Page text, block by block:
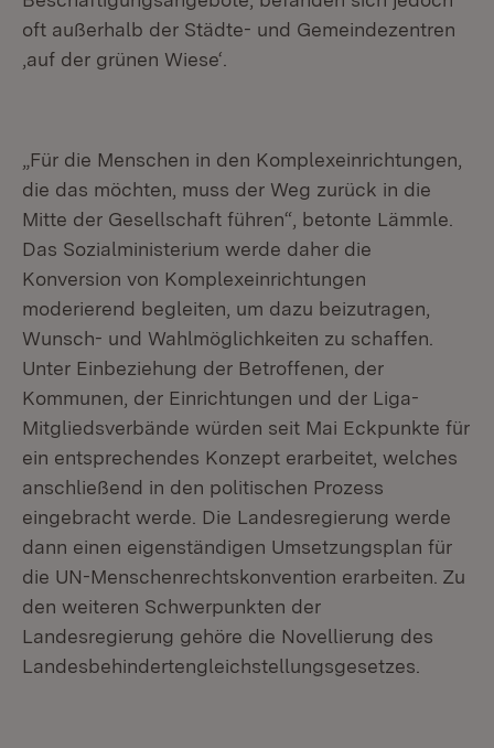
oft außerhalb der Städte- und Gemeindezentren
‚auf der grünen Wiese‘.
„Für die Menschen in den Komplexeinrichtungen,
die das möchten, muss der Weg zurück in die
Mitte der Gesellschaft führen“, betonte Lämmle.
Das Sozialministerium werde daher die
Konversion von Komplexeinrichtungen
moderierend begleiten, um dazu beizutragen,
Wunsch- und Wahlmöglichkeiten zu schaffen.
Unter Einbeziehung der Betroffenen, der
Kommunen, der Einrichtungen und der Liga-
Mitgliedsverbände würden seit Mai Eckpunkte für
ein entsprechendes Konzept erarbeitet, welches
anschließend in den politischen Prozess
eingebracht werde. Die Landesregierung werde
dann einen eigenständigen Umsetzungsplan für
die UN-Menschenrechtskonvention erarbeiten. Zu
den weiteren Schwerpunkten der
Landesregierung gehöre die Novellierung des
Landesbehindertengleichstellungsgesetzes.